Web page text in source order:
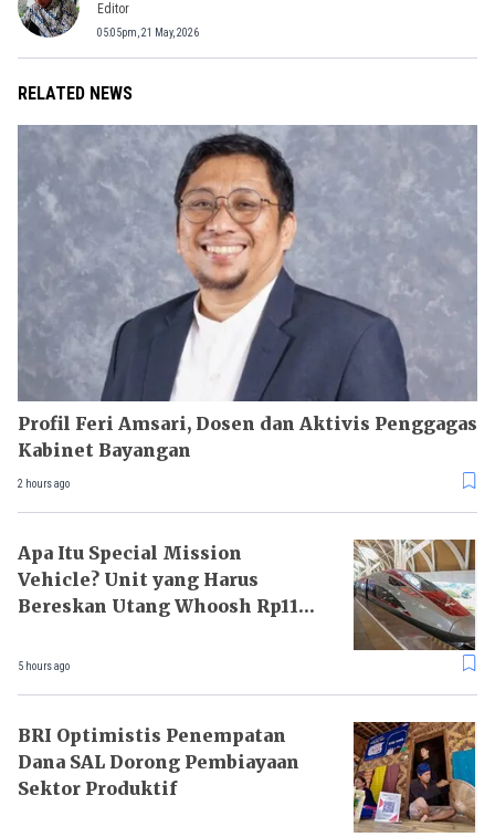
Editor
05:05pm, 21 May, 2026
RELATED NEWS
Profil Feri Amsari, Dosen dan Aktivis Penggagas
Kabinet Bayangan
2 hours ago
Apa Itu Special Mission
Vehicle? Unit yang Harus
Bereskan Utang Whoosh Rp116
5 hours ago
BRI Optimistis Penempatan
Dana SAL Dorong Pembiayaan
Sektor Produktif